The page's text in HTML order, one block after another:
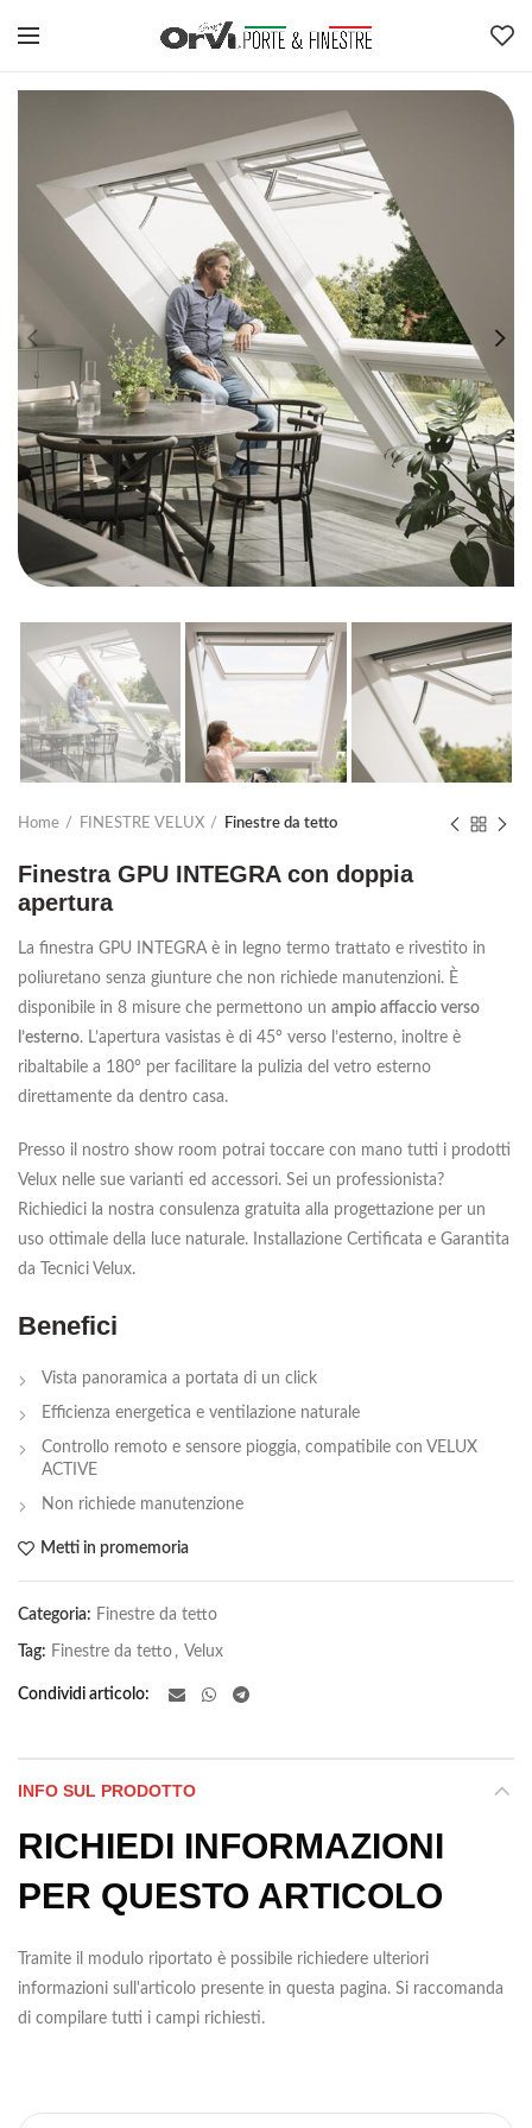
Home FINESTRE VELUX Finestre da tetto
Finestra GPU INTEGRA con doppia
apertura
La finestra GPU INTEGRA è in legno termo trattato e rivestito in
poliuretano senza giunture che non richiede manutenzioni. È
disponibile in 8 misure che permettono un ampio affaccio verso
l’esterno. L’apertura vasistas è di 45° verso l’esterno, inoltre è
ribaltabile a 180° per facilitare la pulizia del vetro esterno
direttamente da dentro casa.
Presso il nostro show room potrai toccare con mano tutti i prodotti
Velux nelle sue varianti ed accessori. Sei un professionista?
Richiedici la nostra consulenza gratuita alla progettazione per un
uso ottimale della luce naturale. Installazione Certificata e Garantita
da Tecnici Velux.
Benefici
Vista panoramica a portata di un click
Efficienza energetica e ventilazione naturale
Controllo remoto e sensore pioggia, compatibile con VELUX
ACTIVE
Non richiede manutenzione
Metti in promemoria
Categoria: Finestre da tetto
Tag: Finestre da tetto , Velux
Condividi articolo
INFO SUL PRODOTTO
RICHIEDI INFORMAZIONI
PER QUESTO ARTICOLO
Tramite il modulo riportato è possibile richiedere ulteriori
informazioni sull'articolo presente in questa pagina. Si raccomanda
di compilare tutti i campi richiesti.